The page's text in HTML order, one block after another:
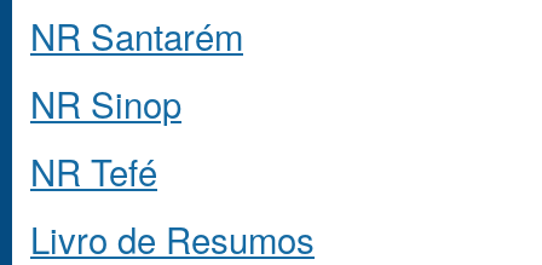
NR Santarém
NR Sinop
NR Tefé
Livro de Resumos